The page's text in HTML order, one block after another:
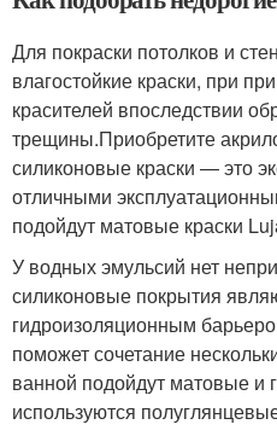
Для покраски потолков и
влагостойкие краски, при
красителей впоследствии
трещины.Приобретите
силиконовые краски — это
отличными
подойдут матовые краски
У водных эмульсий нет
силиконовые покрытия
гидроизоляционным
поможет сочетание
ванной подойдут матовые и
используются